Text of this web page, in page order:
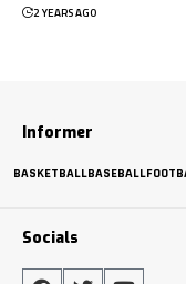
2 YEARS AGO
Informer
BASKETBALLBASEBALL
Socials